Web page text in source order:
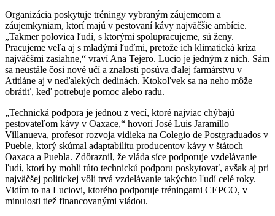
Organizácia poskytuje tréningy vybraným záujemcom a
záujemkyniam, ktorí majú v pestovaní kávy najväčšie ambície.
„Takmer polovica ľudí, s ktorými spolupracujeme, sú ženy.
Pracujeme veľa aj s mladými ľuďmi, pretože ich klimatická kríza
najväčšmi zasiahne,“ vraví Ana Tejero. Lucio je jedným z nich. Sám
sa neustále čosi nové učí a znalosti posúva ďalej farmárstvu v
Atitláne aj v neďalekých dedinách. Ktokoľvek sa na neho môže
obrátiť, keď potrebuje pomoc alebo radu.
„Technická podpora je jednou z vecí, ktoré najviac chýbajú
pestovateľom kávy v Oaxace,“ hovorí José Luis Jaramillo
Villanueva, profesor rozvoja vidieka na Colegio de Postgraduados v
Pueble, ktorý skúmal adaptabilitu producentov kávy v štátoch
Oaxaca a Puebla. Zdôraznil, že vláda síce podporuje vzdelávanie
ľudí, ktorí by mohli túto technickú podporu poskytovať, avšak aj pri
najväčšej politickej vôli trvá vzdelávanie takýchto ľudí celé roky.
Vidím to na Luciovi, ktorého podporuje tréningami CEPCO, v
minulosti tiež financovanými vládou.